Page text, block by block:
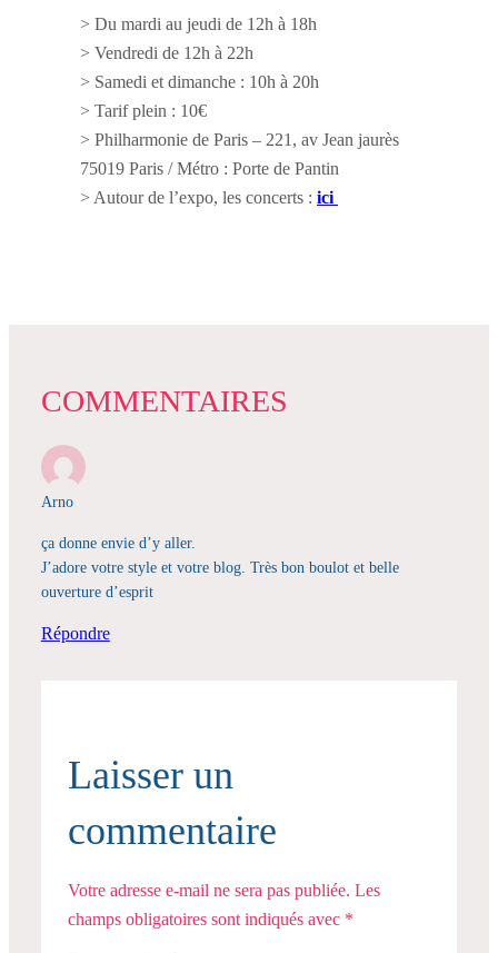
> Du mardi au jeudi de 12h à 18h
> Vendredi de 12h à 22h
> Samedi et dimanche : 10h à 20h
> Tarif plein : 10€
> Philharmonie de Paris – 221, av Jean jaurès
75019 Paris / Métro : Porte de Pantin
> Autour de l’expo, les concerts : ici
COMMENTAIRES
Arno
ça donne envie d’y aller.
J’adore votre style et votre blog. Très bon boulot et belle
ouverture d’esprit
Répondre
Laisser un
commentaire
Votre adresse e-mail ne sera pas publiée. Les
champs obligatoires sont indiqués avec *